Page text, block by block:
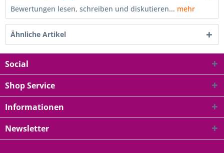
Bewertungen lesen, schreiben und diskutieren... mehr
Ähnliche Artikel
Social
Shop Service
Informationen
Newsletter